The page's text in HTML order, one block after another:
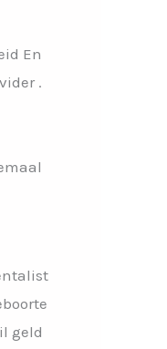
En
.
geld